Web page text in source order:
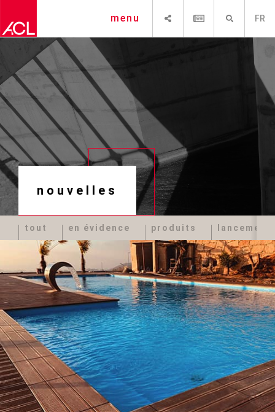
FR
menu
nouvelles
tout en évidence produits